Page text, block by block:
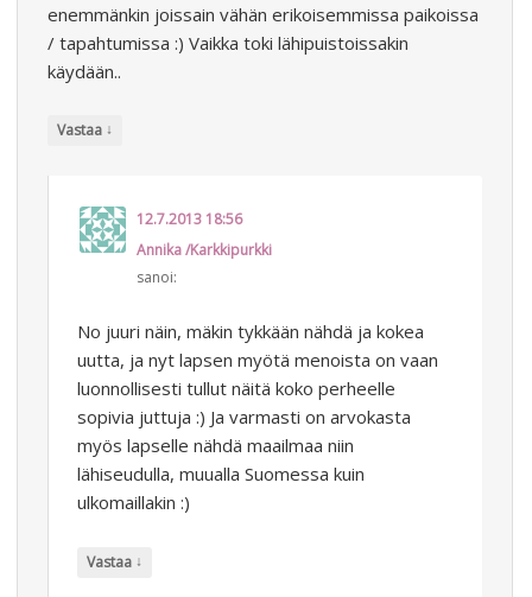
enemmänkin joissain vähän erikoisemmissa paikoissa
/ tapahtumissa :) Vaikka toki lähipuistoissakin
käydään..
Vastaa ↓
12.7.2013 18:56
Annika /Karkkipurkki
sanoi:
No juuri näin, mäkin tykkään nähdä ja kokea
uutta, ja nyt lapsen myötä menoista on vaan
luonnollisesti tullut näitä koko perheelle
sopivia juttuja :) Ja varmasti on arvokasta
myös lapselle nähdä maailmaa niin
lähiseudulla, muualla Suomessa kuin
ulkomaillakin :)
Vastaa ↓